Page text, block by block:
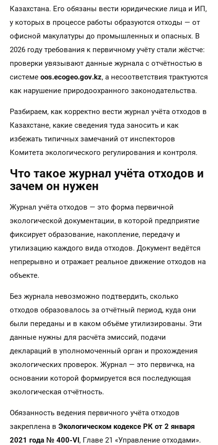
Казахстана. Его обязаны вести юридические лица и ИП,
у которых в процессе работы образуются отходы — от
офисной макулатуры до промышленных и опасных. В
2026 году требования к первичному учёту стали жёстче:
проверки увязывают данные журнала с отчётностью в
системе oos.ecogeo.gov.kz, а несоответствия трактуются
как нарушение природоохранного законодательства.
Разбираем, как корректно вести журнал учёта отходов в
Казахстане, какие сведения туда заносить и как
избежать типичных замечаний от инспекторов
Комитета экологического регулирования и контроля.
Что такое журнал учёта отходов и
зачем он нужен
Журнал учёта отходов — это форма первичной
экологической документации, в которой предприятие
фиксирует образование, накопление, передачу и
утилизацию каждого вида отходов. Документ ведётся
непрерывно и отражает реальное движение отходов на
объекте.
Без журнала невозможно подтвердить, сколько
отходов образовалось за отчётный период, куда они
были переданы и в каком объёме утилизированы. Эти
данные нужны для расчёта эмиссий, подачи
деклараций в уполномоченный орган и прохождения
экологических проверок. Журнал — это первичка, на
основании которой формируется вся последующая
экологическая отчётность.
Обязанность ведения первичного учёта отходов
закреплена в Экологическом кодексе РК от 2 января
2021 года № 400-VI, Главе 21 «Управление отходами».